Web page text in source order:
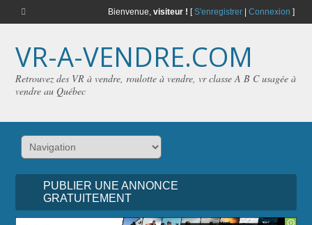
Bienvenue, visiteur ! [S'enregistrer| Connexion ]
VR-A-VENDRE.COM
Retrouvez des VR à vendre, roulotte à vendre, vr classe A B C usagée à
vendre au Québec
PUBLIER UNE ANNONCE
GRATUITEMENT